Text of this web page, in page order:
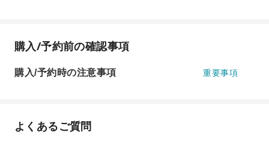
購入/予約前の確認事項
購入/予約時の注意事項 重要事項
よくあるご質問